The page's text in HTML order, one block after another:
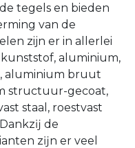
tegels en bieden
van de
zijn er in allerlei
aluminium,
aluminium bruut
structuur-gecoat,
staal, roestvast
de
zĳn er veel